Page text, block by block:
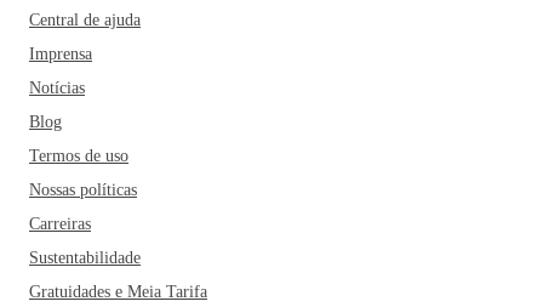
Central de ajuda
Imprensa
Notícias
Blog
Termos de uso
Nossas políticas
Carreiras
Sustentabilidade
Gratuidades e Meia Tarifa